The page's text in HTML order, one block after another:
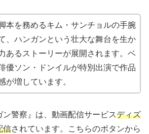
本を務めるキム・サンチョルの手腕
、ハンガンという壮大な舞台を生か
あるストーリーが展開されます。ベ
優ソン・ドンイルが特別出演で作品
が増しています。
警察』は、動画配信サービスディズ
信されています。こちらのボタンから